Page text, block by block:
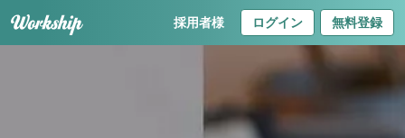
採用者様 ログイン 無料登録